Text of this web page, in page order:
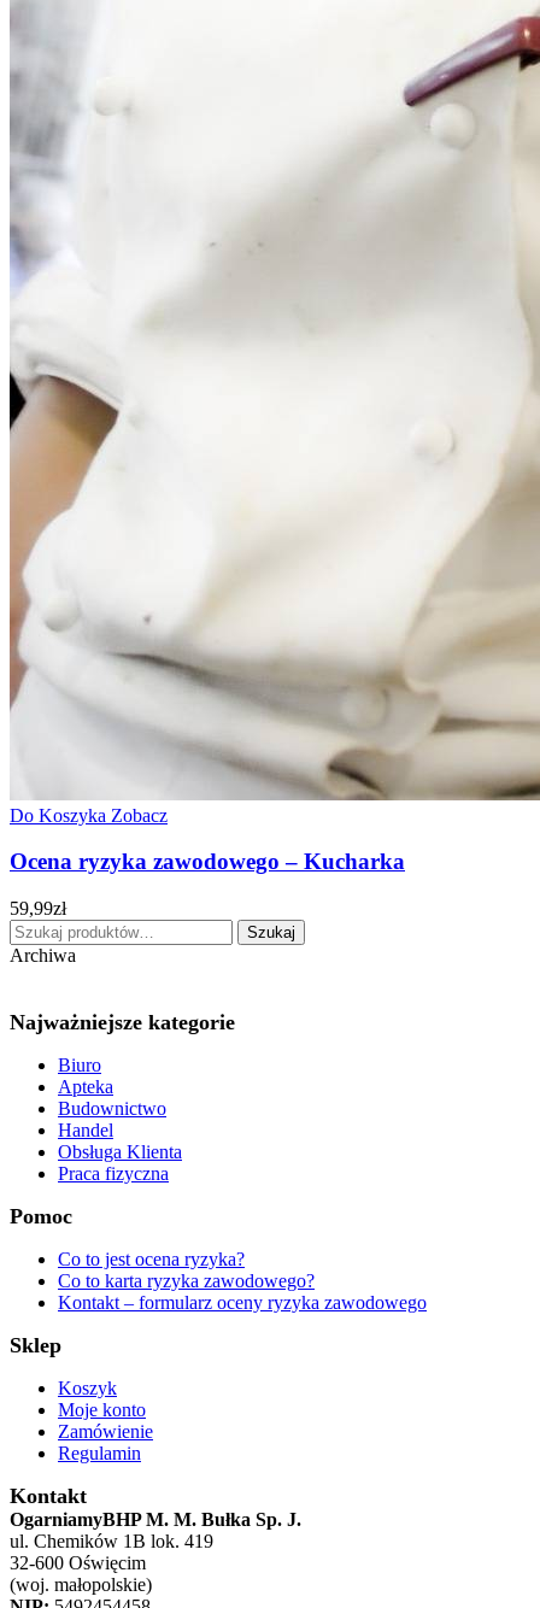
Do Koszyka Zobacz
Ocena ryzyka zawodowego – Kucharka
59,99zł
Szukaj:
Szukaj
Archiwa
Najważniejsze kategorie
Biuro
Apteka
Budownictwo
Handel
Obsługa Klienta
Praca fizyczna
Pomoc
Co to jest ocena ryzyka?
Co to karta ryzyka zawodowego?
Kontakt – formularz oceny ryzyka zawodowego
Sklep
Koszyk
Moje konto
Zamówienie
Regulamin
Kontakt
OgarniamyBHP M. M. Bułka Sp. J.
ul. Chemików 1B lok. 419
32-600 Oświęcim
(woj. małopolskie)